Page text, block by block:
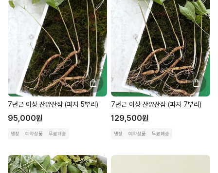
7년근 이상 산양산삼 (파지 5뿌리)
95,000원
냉장 예약상품 무료배송
7년근 이상 산양산삼 (파지 7뿌리)
129,500원
냉장 예약상품 무료배송